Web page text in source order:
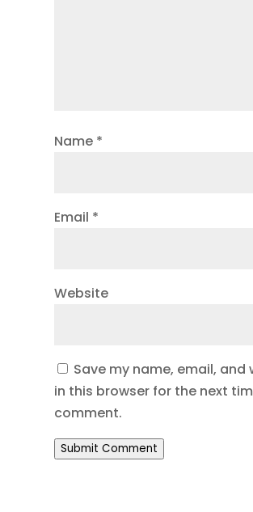
Name *
Email *
Website
Save my name, email, and
in this browser for the next
comment.
Submit Comment